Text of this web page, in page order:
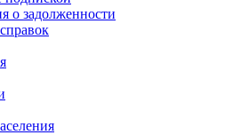
о задолженности